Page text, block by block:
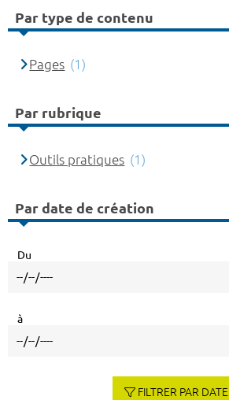
Par type de contenu
Pages (1)
Par rubrique
Outils pratiques (1)
Par date de création
Du
à
FILTRER PAR DATE